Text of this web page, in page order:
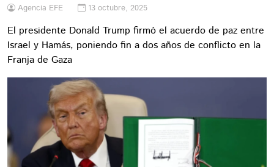
Agencia EFE 13 octubre, 2025
El presidente Donald Trump firmó el acuerdo de paz entre
Israel y Hamás, poniendo fin a dos años de conflicto en la
Franja de Gaza